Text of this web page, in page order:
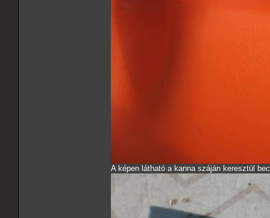
A képen látható a kanna száján keresztül